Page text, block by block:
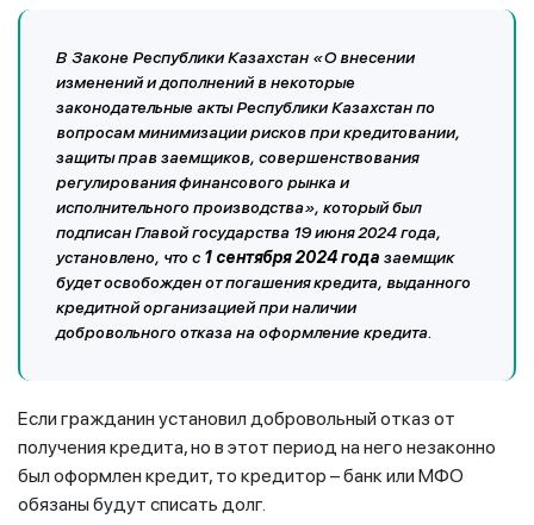
В Законе Республики Казахстан «О внесении
изменений и дополнений в некоторые
законодательные акты Республики Казахстан по
вопросам минимизации рисков при кредитовании,
защиты прав заемщиков, совершенствования
регулирования финансового рынка и
исполнительного производства», который был
подписан Главой государства 19 июня 2024 года,
установлено, что с 1 сентября 2024 года заемщик
будет освобожден от погашения кредита, выданного
кредитной организацией при наличии
добровольного отказа на оформление кредита.
Если гражданин установил добровольный отказ от
получения кредита, но в этот период на него незаконно
был оформлен кредит, то кредитор – банк или МФО
обязаны будут списать долг.